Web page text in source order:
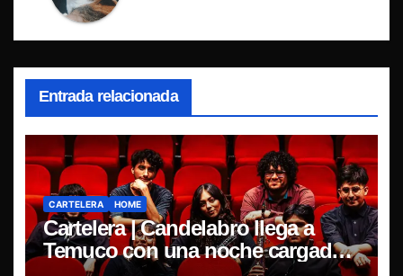
Entrada relacionada
CARTELERA HOME
Cartelera | Candelabro llega a
Temuco con una noche cargada